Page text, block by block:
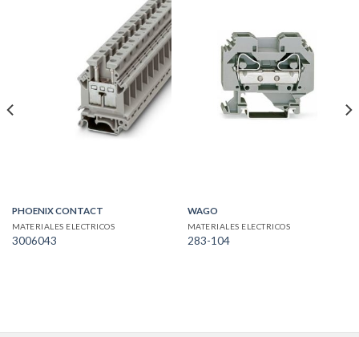
PHOENIX CONTACT
MATERIALES ELECTRICOS
3006043
WAGO
MATERIALES ELECTRICOS
283-104